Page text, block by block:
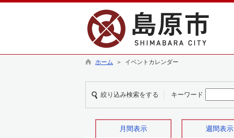
ホーム ＞ イベントカレンダー
絞り込み検索をする キーワード
月間表示 週間表示